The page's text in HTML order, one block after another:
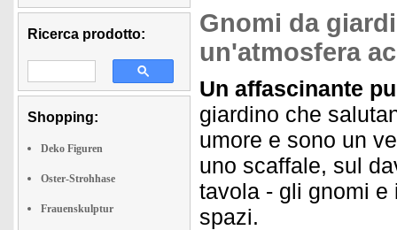
Ricerca prodotto:
Shopping:
Deko Figuren
Oster-Strohhase
Frauenskulptur
Gnomi da
un'atmosfera
Un affascinante
giardino che
umore e sono un
uno scaffale, sul
tavola - gli gnomi
spazi.